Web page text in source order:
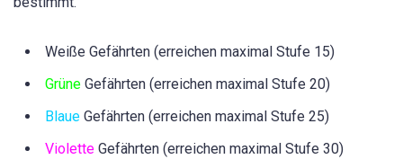
Weiße Gefährten (erreichen maximal Stufe 15)
Grüne Gefährten (erreichen maximal Stufe 20)
Blaue Gefährten (erreichen maximal Stufe 25)
Violette Gefährten (erreichen maximal Stufe 30)